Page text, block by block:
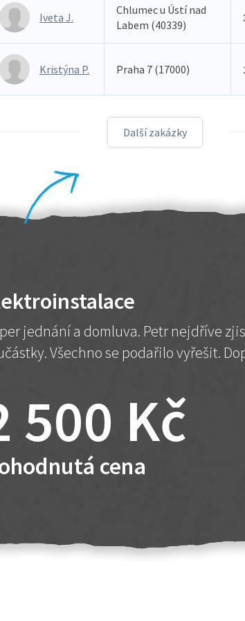
Iveta J.
Chlumec u Ústí nad
Labem (40339)
Kristýna P. Praha 7 (17000)
Další zakázky
jednání a domluva. Petr nejdříve
Všechno se podařilo vyřešit.
500 Kč
cena